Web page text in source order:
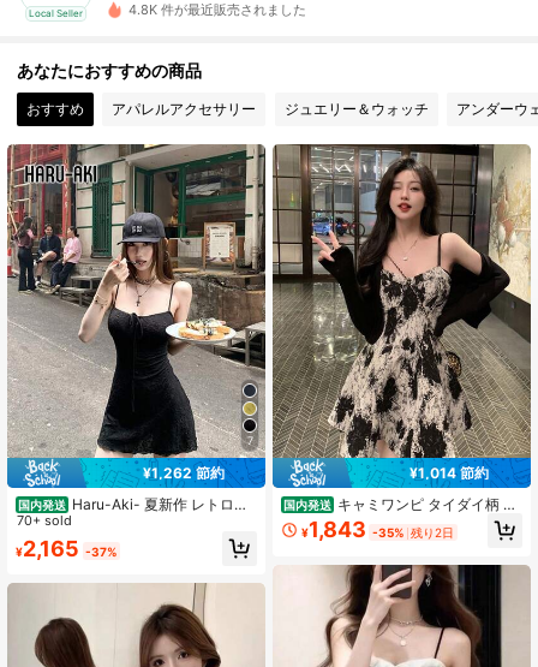
Local Seller
4.48 208 フォロワー
208 フォロワー
4.48 208 フォロワー
4.48 208 フォロワー
208 フォロワー
4.48 208 フォロワー
208 フォロワー
4.8K 件が最近販売されました
あなたにおすすめの商品
おすすめ アパレルアクセサリー ジュエリー＆ウォッチ アンダーウ
7
¥1,262 節約
国内発送 Haru-Aki- 夏新作 レトロリ
ゾート風 テクスチャー生地 × リボン
結びデザイン キャミソールワンピー
ス レディース A ラインショート丈 ウ
ケーション・ビーチ・デート・パー
70+ sold
¥2,165 -37%
¥1,014 節約
国内発送 キャミワンピ タイダイ柄 レ
ディース 春夏秋 ドレス Aラインスカ
ート ショート丈 カラーブロック ノ
ション ボディコン 着痩せ 美シルエ
ット スタイルアップ 細見え フェミ
ニン セクシー 清楚系 あざとい カジ
ュアル リゾート ビーチ 海 旅行 デー
ト お呼ばれ パーティー お出かけ 夏
服 サマー 肌見せ 人気
¥1,843 -35% 残り2日